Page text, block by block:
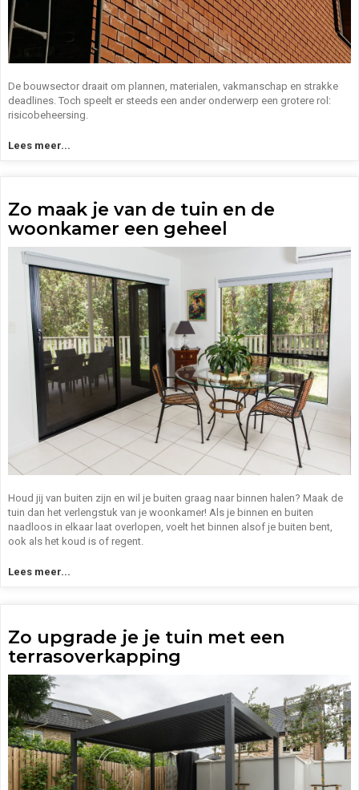
De bouwsector draait om plannen, materialen, vakmanschap en strakke
deadlines. Toch speelt er steeds een ander onderwerp een grotere rol:
risicobeheersing.
Lees meer...
Zo maak je van de tuin en de
woonkamer een geheel
Houd jij van buiten zijn en wil je buiten graag naar binnen halen? Maak de
tuin dan het verlengstuk van je woonkamer! Als je binnen en buiten
naadloos in elkaar laat overlopen, voelt het binnen alsof je buiten bent,
ook als het koud is of regent.
Lees meer...
Zo upgrade je je tuin met een
terrasoverkapping